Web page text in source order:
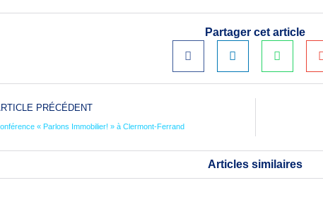
Partager cet article
PRÉCÉDENT
« Parlons Immobilier! » à Clermont-Ferrand
Articles similaires